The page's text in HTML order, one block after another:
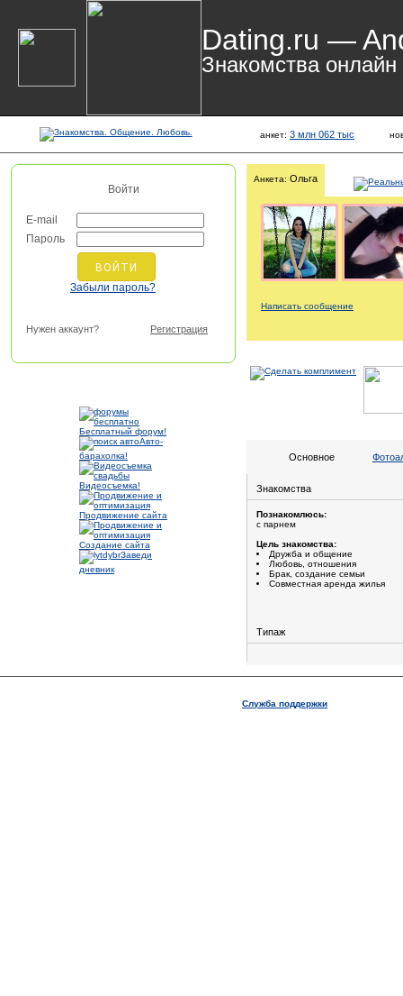
Dating.ru —
Знакомства онлайн
анкет: 3 млн 062 тыс
Войти
E-mail
Пароль
Забыли пароль?
Нужен аккаунт? Регистрация
Бесплатный форум!
Авто-
барахолка!
Видеосъемка!
Продвижение сайта
Создание сайта
Заведи
дневник
Анкета: Ольга
Написать сообщение
Основное
Знакомства
Познакомлюсь:
с парнем
Цель знакомства:
Дружба и общение
Любовь, отношения
Брак, создание семьи
Совместная аренда жилья
Типаж
Служба поддержки